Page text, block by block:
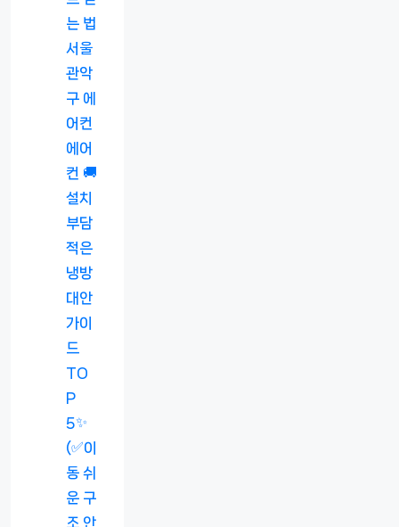
는 법
서울
관악
구 에
어컨
에어
컨 🚚
설치
부담
적은
냉방
대안
가이
드
TO
P
5✨
(✅이
동 쉬
운 구
조 안